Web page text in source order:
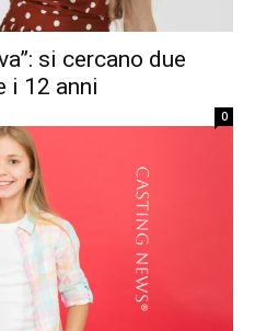
si cercano due
i 12 anni
0